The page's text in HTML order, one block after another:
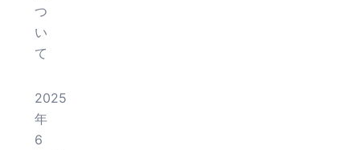
つ
い
て
2025
年
6